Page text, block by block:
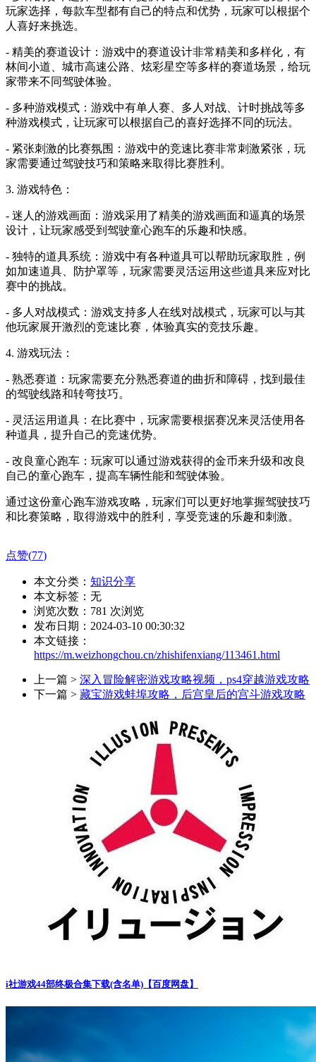
玩家选择，每款车型都有自己的特点和优势，玩家可以根据个
人喜好来挑选。
- 精美的赛道设计：游戏中的赛道设计非常精美和多样化，有
林间小道、城市高速公路、炫彩星空等多样的赛道场景，给玩
家带来不同驾驶体验。
- 多种游戏模式：游戏中有单人赛、多人对战、计时挑战等多
种游戏模式，让玩家可以根据自己的喜好选择不同的玩法。
- 紧张刺激的比赛氛围：游戏中的竞速比赛非常刺激紧张，玩
家需要通过驾驶技巧和策略来取得比赛胜利。
3. 游戏特色：
- 迷人的游戏画面：游戏采用了精美的游戏画面和逼真的场景
设计，让玩家感受到驾驶童心跑车的乐趣和快感。
- 独特的道具系统：游戏中有各种道具可以帮助玩家取胜，例
如加速道具、防护罩等，玩家需要灵活运用这些道具来应对比
赛中的挑战。
- 多人对战模式：游戏支持多人在线对战模式，玩家可以与其
他玩家展开激烈的竞速比赛，体验真实的竞技乐趣。
4. 游戏玩法：
- 熟悉赛道：玩家需要充分熟悉赛道的曲折和障碍，找到最佳
的驾驶线路和转弯技巧。
- 灵活运用道具：在比赛中，玩家需要根据赛况来灵活使用各
种道具，提升自己的竞速优势。
- 改良童心跑车：玩家可以通过游戏获得的金币来升级和改良
自己的童心跑车，提高车辆性能和驾驶体验。
通过这份童心跑车游戏攻略，玩家们可以更好地掌握驾驶技巧
和比赛策略，取得游戏中的胜利，享受竞速的乐趣和刺激。
点赞(77)
本文分类： 知识分享
本文标签：无
浏览次数： 781 次浏览
发布日期：2024-03-10 00:30:32
本文链接：
https://m.weizhongchou.cn/zhishifenxiang/113461.html
上一篇 > 深入冒险解密游戏攻略视频，ps4穿越游戏攻略
下一篇 > 藏宝游戏蚌埠攻略，后宫皇后的宫斗游戏攻略
i社游戏44部终极合集下载(含名单)【百度网盘】